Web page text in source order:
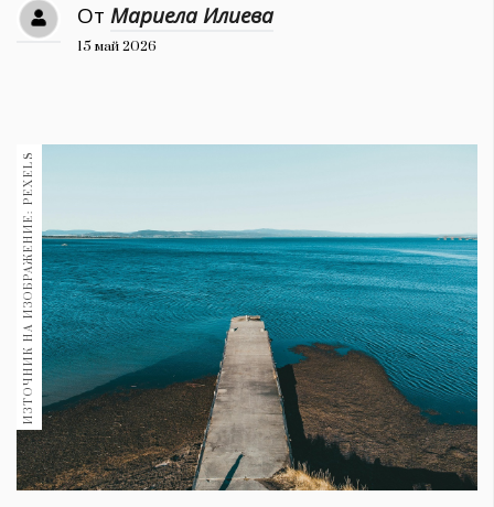
Дизайн
Книги
30+
Гурме
Пътувай
237
Здраве 389
Gentlemen
382
От Мариела Илиева
15 май 2026
ИЗТОЧНИК НА ИЗОБРАЖЕНИЕ: PEXELS